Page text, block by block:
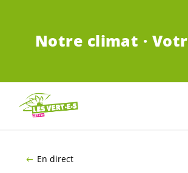
Notre climat ·
En direct